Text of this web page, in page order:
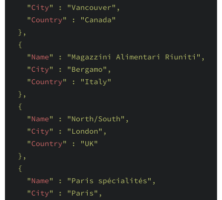
"City" : "Vancouver" ,
"Country" :
"Canada"
},
{
"Name" : "Magazzini Alimentari Riuniti" ,
"City" : "Bergamo" ,
"Country" :
"Italy"
},
{
"Name" : "North/South" ,
"City" : "London" ,
"Country" :
"UK"
},
{
"Name" : "Paris spécialités" ,
"City" : "Paris" ,